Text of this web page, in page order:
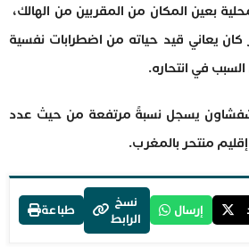
بعين المكان من المقربين من الهالك،
كان يعاني قيد حياته من اضطرابات نفسية
في انتحاره.
شفشاون يسجل نسبةً مرتفعة من حيث عدد
إقليم منتحر بالمغرب.
إرسال
نسخ
الرابط
طباعة